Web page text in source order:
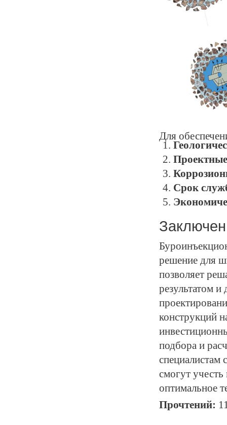
Для
Срок
решение для
позволяет
результатом
конструкций
подбора и
специалистам
смогут
оптимальное
Прочтений: